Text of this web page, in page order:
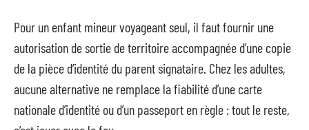
Pour un enfant mineur voyageant seul, il faut fournir une
autorisation de sortie de territoire accompagnée d’une copie
de la pièce d’identité du parent signataire. Chez les adultes,
aucune alternative ne remplace la fiabilité d’une carte
nationale d’identité ou d’un passeport en règle : tout le reste,